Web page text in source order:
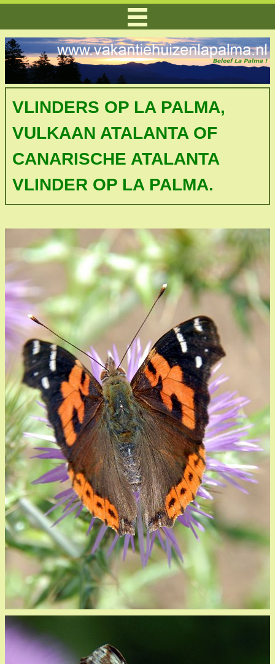
VLINDERS OP LA PALMA,
VULKAAN ATALANTA OF
CANARISCHE ATALANTA
VLINDER OP LA PALMA.